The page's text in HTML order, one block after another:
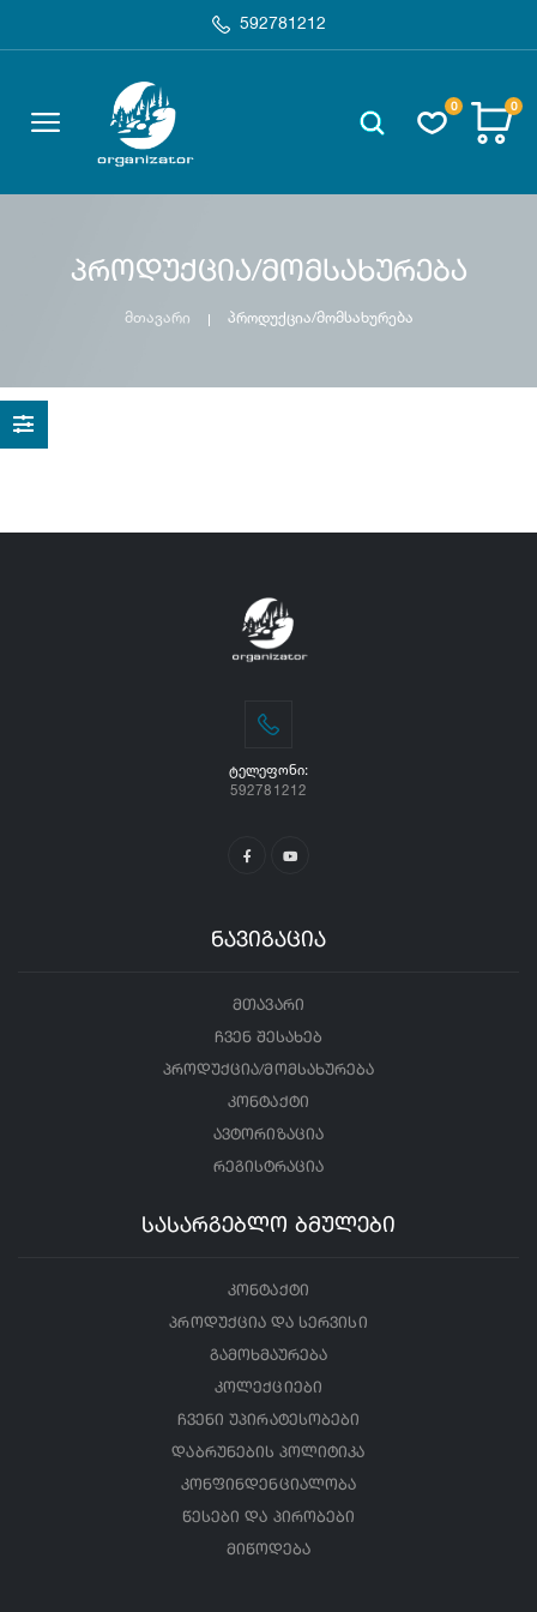
592781212
0 0
პროდუქცია/მომსახურება
მთავარი პროდუქცია/მომსახურება
ᲢᲔᲚᲔᲤᲝᲜᲘ:
592781212
ნავიგაცია
მთავარი
ჩვენ შესახებ
პროდუქცია/მომსახურება
კონტაქტი
ავტორიზაცია
რეგისტრაცია
სასარგებლო ბმულები
კონტაქტი
პროდუქცია და სერვისი
გამოხმაურება
კოლექციები
ჩვენი უპირატესობები
დაბრუნების პოლიტიკა
კონფინდენციალობა
წესები და პირობები
მიწოდება